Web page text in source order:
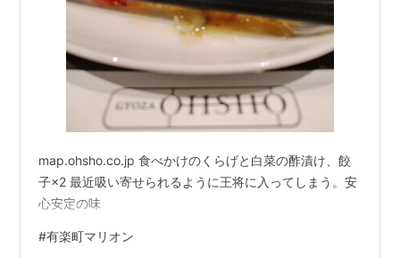
map.ohsho.co.jp 食べかけのくらげと白菜の酢漬け、餃
子×2 最近吸い寄せられるように王将に入ってしまう。安
心安定の味
#有楽町マリオン